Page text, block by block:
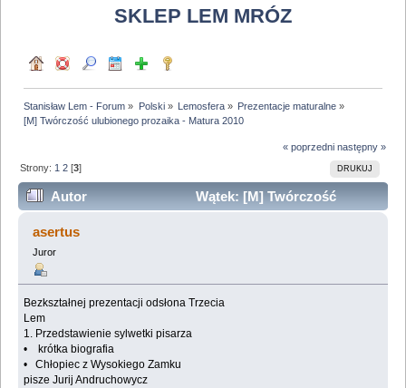
SKLEP LEM MRÓZ
Stanisław Lem - Forum » Polski» Lemosfera» Prezentacje maturalne »
[M] Twórczość ulubionego prozaika - Matura 2010
« poprzedni następny »
DRUKUJ
Strony: 1 2 [3]
Autor
Wątek: [M] Twórczość
ulubionego prozaika - Matura 2010 (Przeczytany 75406
razy)
asertus
Juror
Bezkształnej prezentacji odsłona Trzecia
Lem
1. Przedstawienie sylwetki pisarza
• krótka biografia
• Chłopiec z Wysokiego Zamku
pisze Jurij Andruchowycz